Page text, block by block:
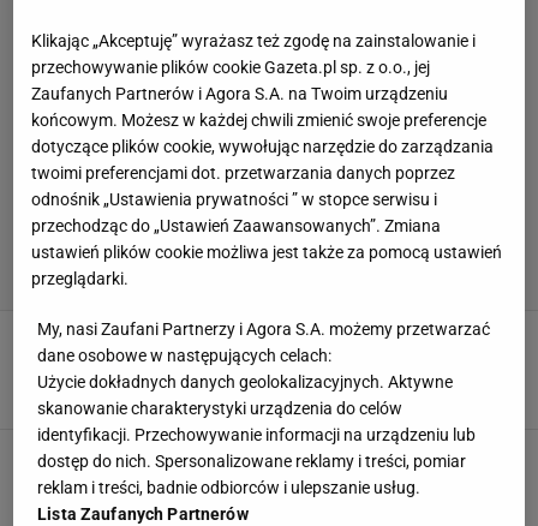
Afery z Fit Lovers ciąg dalszy. Para zabiera
głos i tłumaczy się z afery w "Ameryka Express"
MATERIAŁ PROMOCYJNY PR
Internauci ostro o Mateuszu z Fit Lovers "Czy
Ty ją bijesz? Bardzo słabo to wyglądało"
MATERIAŁ PROMOCYJNY PR
Klikając „Akceptuję” wyrażasz też zgodę na zainstalowanie i
przechowywanie plików cookie Gazeta.pl sp. z o.o., jej
Zaufanych Partnerów i Agora S.A. na Twoim urządzeniu
końcowym. Możesz w każdej chwili zmienić swoje preferencje
dotyczące plików cookie, wywołując narzędzie do zarządzania
twoimi preferencjami dot. przetwarzania danych poprzez
odnośnik „Ustawienia prywatności ” w stopce serwisu i
przechodząc do „Ustawień Zaawansowanych”. Zmiana
ustawień plików cookie możliwa jest także za pomocą ustawień
przeglądarki.
My, nasi Zaufani Partnerzy i Agora S.A. możemy przetwarzać
dane osobowe w następujących celach:
Użycie dokładnych danych geolokalizacyjnych. Aktywne
skanowanie charakterystyki urządzenia do celów
identyfikacji. Przechowywanie informacji na urządzeniu lub
dostęp do nich. Spersonalizowane reklamy i treści, pomiar
reklam i treści, badnie odbiorców i ulepszanie usług.
Lista Zaufanych Partnerów